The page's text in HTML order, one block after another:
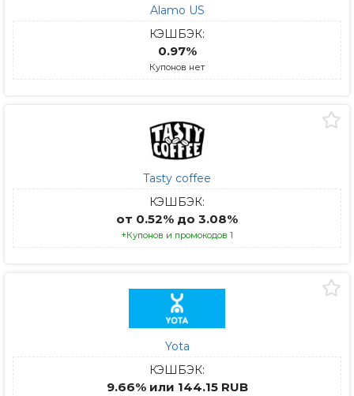
Alamo US
КЭШБЭК:
0.97%
Купонов нет
Tasty coffee
КЭШБЭК:
от 0.52% до 3.08%
+Купонов и промокодов 1
Yota
КЭШБЭК:
9.66% или 144.15 RUB